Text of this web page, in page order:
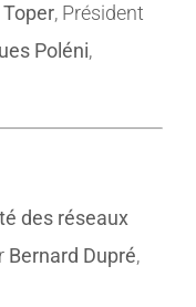
, Président
Poléni,
des réseaux
Bernard Dupré,